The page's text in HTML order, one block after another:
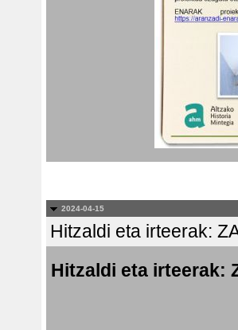
2024-04-15
Hitzaldi eta irteerak:
Hitzaldi eta irteerak: